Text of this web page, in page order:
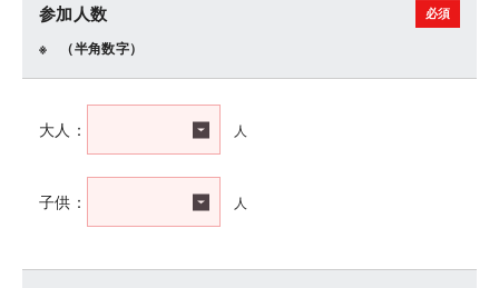
参加人数
（半角数字）
大人： 人
子供： 人